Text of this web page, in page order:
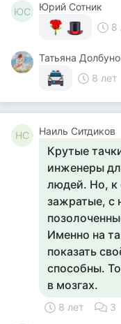
ЮС
Юрий Сотник
8
Татьяна
8 лет
НС Наиль Ситдиков
Крутые
инженеры
людей. Но, к
зажратые, с
Именно на
показать
способны.
в мозгах.
8 лет 3